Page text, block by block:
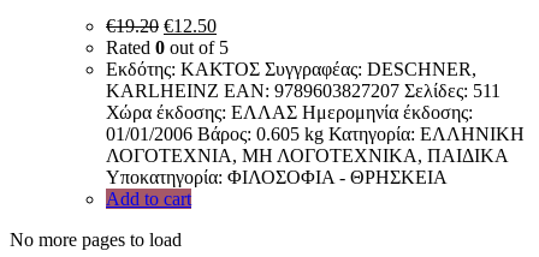
€19.20 €12.50
Rated 0 out of 5
Εκδότης: ΚΑΚΤΟΣ Συγγραφέας: DESCHNER,
KARLHEINZ EAN: 9789603827207 Σελίδες: 511
Χώρα έκδοσης: ΕΛΛΑΣ Ημερομηνία έκδοσης:
01/01/2006 Βάρος: 0.605 kg Κατηγορία: ΕΛΛΗΝΙΚΗ
ΛΟΓΟΤΕΧΝΙΑ, ΜΗ ΛΟΓΟΤΕΧΝΙΚΑ, ΠΑΙΔΙΚΑ
Υποκατηγορία: ΦΙΛΟΣΟΦΙΑ - ΘΡΗΣΚΕΙΑ
Add to cart
No more pages to load